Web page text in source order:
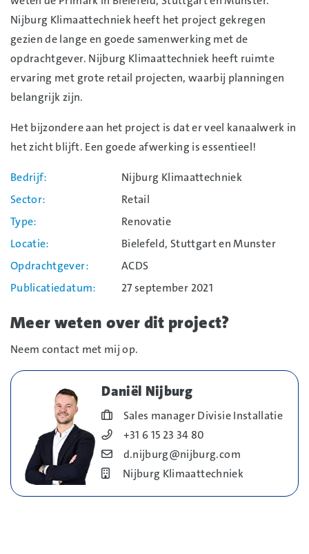
Nijburg Klimaattechniek heeft het project gekregen
gezien de lange en goede samenwerking met de
opdrachtgever. Nijburg Klimaattechniek heeft ruimte
ervaring met grote retail projecten, waarbij planningen
belangrijk zijn.
Het bijzondere aan het project is dat er veel kanaalwerk in
het zicht blijft. Een goede afwerking is essentieel!
Bedrijf
Nijburg Klimaattechniek
Sector
Retail
Type
Renovatie
Locatie
Bielefeld, Stuttgart en Munster
Opdrachtgever
ACDS
Publicatiedatum
27 september 2021
Meer weten over dit project?
Neem contact met mij op.
Daniël Nijburg
Blog_field_Functie
Sales manager Divisie Installatie
Blog_field_Telefoonnummer
+31 6 15 23 34 80
Blog_field_E-mail
d.nijburg@nijburg.com
Bedrijf
Nijburg Klimaattechniek